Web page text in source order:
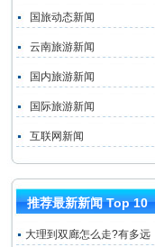
国旅动态新闻
云南旅游新闻
国内旅游新闻
国际旅游新闻
互联网新闻
推荐最新新闻 Top 10
大理到双廊怎么走?有多远